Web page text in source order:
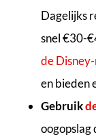
Dagelijks
snel €30-
de
en bieden
Gebruik
oogopslag